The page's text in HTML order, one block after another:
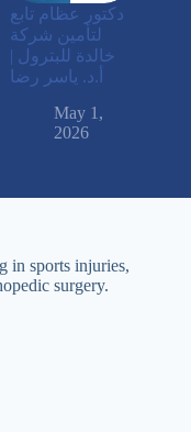
دكتور عظام تابع
لتأمين شركة
خالدة للبترول |
أ.د. ياسر رضا
May 1,
2026
in sports injuries,
surgery.